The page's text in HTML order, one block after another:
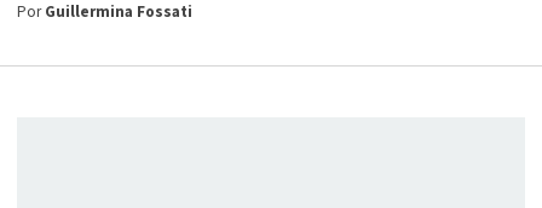
PorGuillermina Fossati